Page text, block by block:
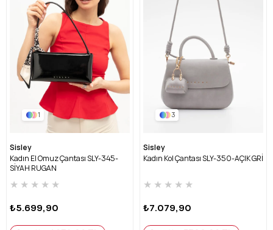
1
Sisley
Kadın El Omuz Çantası SLY-345-
SİYAH RUGAN
★ ★ ★ ★ ★
₺5.699,90
3
Sisley
Kadın Kol Çantası SLY-350-AÇIK GRİ
★ ★ ★ ★ ★
₺7.079,90